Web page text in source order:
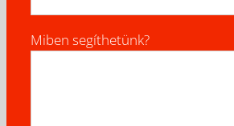
Miben segíthetünk?